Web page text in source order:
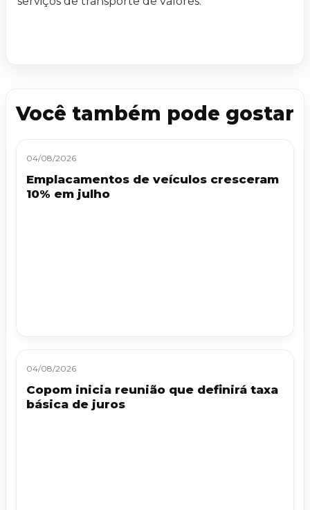
Você também pode gostar
04/08/2026
Emplacamentos de veículos cresceram
10% em julho
04/08/2026
Copom inicia reunião que definirá taxa
básica de juros